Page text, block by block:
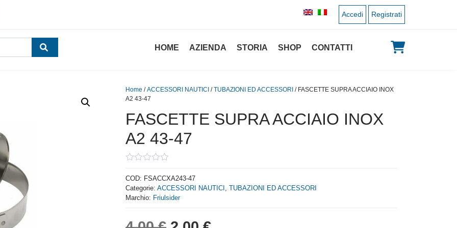
Accedi Registrati
HOME AZIENDA STORIA SHOP CONTATTI
Home /ACCESSORI NAUTICI /TUBAZIONI ED ACCESSORI / FASCETTE SUPRA ACCIAIO INOX
A2 43-47
FASCETTE SUPRA ACCIAIO INOX
A2 43-47
out
of
5
COD: FSACCXA243-47
Categorie:ACCESSORI NAUTICI ,TUBAZIONI ED ACCESSORI
Marchio: Friulsider